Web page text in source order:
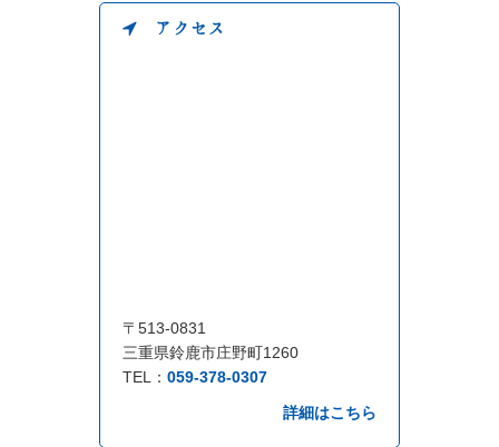
アクセス
〒513-0831
三重県鈴鹿市庄野町1260
TEL： 059-378-0307
詳細はこちら